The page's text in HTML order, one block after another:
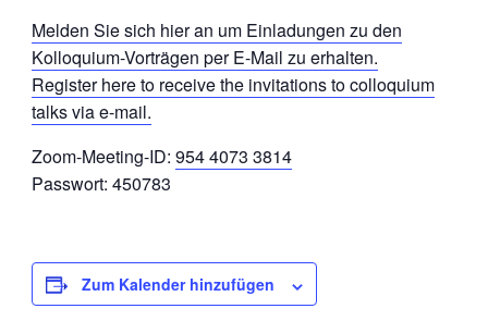
Melden Sie sich hier an um Einladungen zu den
Kolloquium-Vorträgen per E-Mail zu erhalten.
Register here to receive the invitations to colloquium
talks via e-mail.
Zoom-Meeting-ID: 954 4073 3814
Passwort: 450783
Zum Kalender hinzufügen